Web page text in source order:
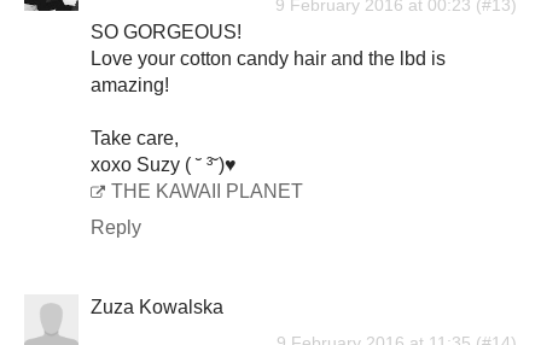
9 February 2016 at 00:23
SO GORGEOUS!
Love your cotton candy hair and the lbd is
amazing!
Take care,
xoxo Suzy ( ˘ ³˘)♥
THE KAWAII PLANET
Reply
Zuza Kowalska